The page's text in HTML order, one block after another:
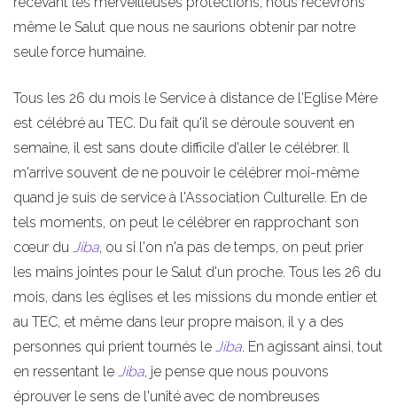
même le Salut que nous ne saurions obtenir par notre
seule force humaine.
Tous les 26 du mois le Service à distance de l'Eglise Mère
est célébré au TEC. Du fait qu'il se déroule souvent en
semaine, il est sans doute difficile d'aller le célébrer. Il
m'arrive souvent de ne pouvoir le célébrer moi-même
quand je suis de service à l'Association Culturelle. En de
tels moments, on peut le célébrer en rapprochant son
cœur du Jiba, ou si l'on n'a pas de temps, on peut prier
les mains jointes pour le Salut d'un proche. Tous les 26 du
mois, dans les églises et les missions du monde entier et
au TEC, et même dans leur propre maison, il y a des
personnes qui prient tournés le Jiba. En agissant ainsi, tout
en ressentant le Jiba, je pense que nous pouvons
éprouver le sens de l'unité avec de nombreuses